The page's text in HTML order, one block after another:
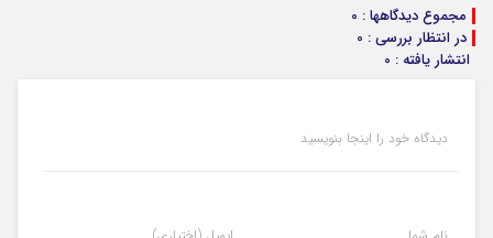
مجموع دیدگاهها : 0
در انتظار بررسی : 0
انتشار یافته : 0
دیدگاه خود را اینجا بنویسید